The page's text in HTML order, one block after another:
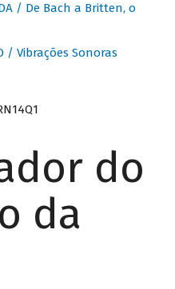
/ De Bach a Britten, o
/ Vibrações Sonoras
do
da